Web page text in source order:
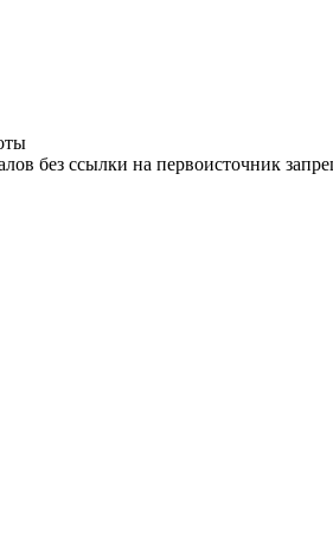
без ссылки на первоисточник